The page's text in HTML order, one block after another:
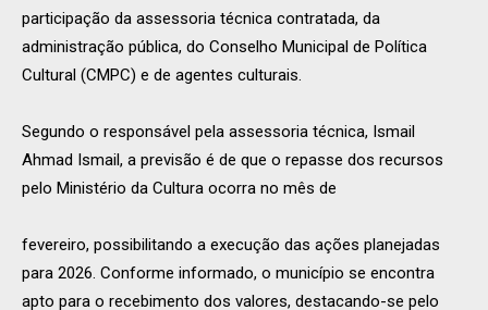
participação da assessoria técnica contratada, da
administração pública, do Conselho Municipal de Política
Cultural (CMPC) e de agentes culturais.
Segundo o responsável pela assessoria técnica, Ismail
Ahmad Ismail, a previsão é de que o repasse dos recursos
pelo Ministério da Cultura ocorra no mês de
fevereiro, possibilitando a execução das ações planejadas
para 2026. Conforme informado, o município se encontra
apto para o recebimento dos valores, destacando-se pelo